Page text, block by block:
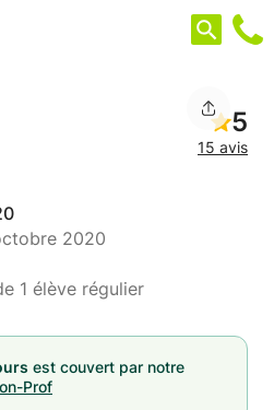
5
15 avis
2020
1 élève régulier
est couvert par notre
Prof